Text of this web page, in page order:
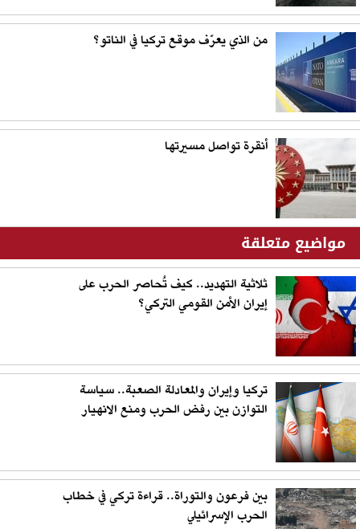
من الذي يعرّف موقع تركيا في الناتو؟
أنقرة تواصل مسيرتها
مواضيع متعلقة
ثلاثية التهديد.. كيف تُحاصر الحرب على
إيران الأمن القومي التركي؟
تركيا وإيران والمعادلة الصعبة.. سياسة
التوازن بين رفض الحرب ومنع الانهيار
بين فرعون والتوراة.. قراءة تركي في خطاب
الحرب الإسرائيلي